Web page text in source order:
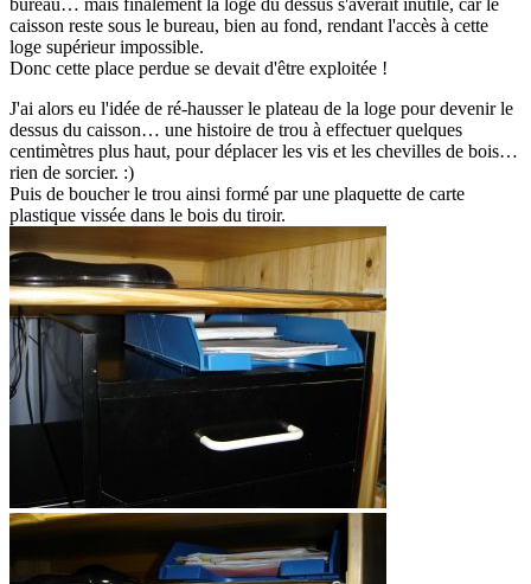
bureau… mais finalement la loge du dessus s'avérait inutile, car le
caisson reste sous le bureau, bien au fond, rendant l'accès à cette
loge supérieur impossible.
Donc cette place perdue se devait d'être exploitée !
J'ai alors eu l'idée de ré-hausser le plateau de la loge pour devenir le
dessus du caisson… une histoire de trou à effectuer quelques
centimètres plus haut, pour déplacer les vis et les chevilles de bois…
rien de sorcier. :)
Puis de boucher le trou ainsi formé par une plaquette de carte
plastique vissée dans le bois du tiroir.